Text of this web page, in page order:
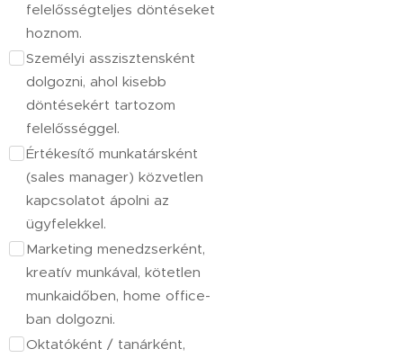
felelősségteljes döntéseket
hoznom.
Személyi asszisztensként
dolgozni, ahol kisebb
döntésekért tartozom
felelősséggel.
Értékesítő munkatársként
(sales manager) közvetlen
kapcsolatot ápolni az
ügyfelekkel.
Marketing menedzserként,
kreatív munkával, kötetlen
munkaidőben, home office-
ban dolgozni.
Oktatóként / tanárként,